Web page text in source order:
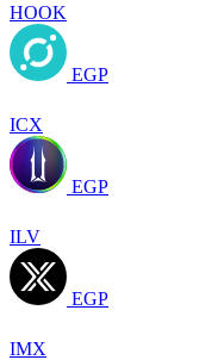
HOOK
EGP
ICX
EGP
ILV
EGP
IMX